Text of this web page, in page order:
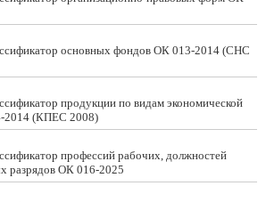
основных фондов ОК 013-2014 (СНС
продукции по видам экономической
2014 (КПЕС 2008)
профессий рабочих, должностей
разрядов ОК 016-2025